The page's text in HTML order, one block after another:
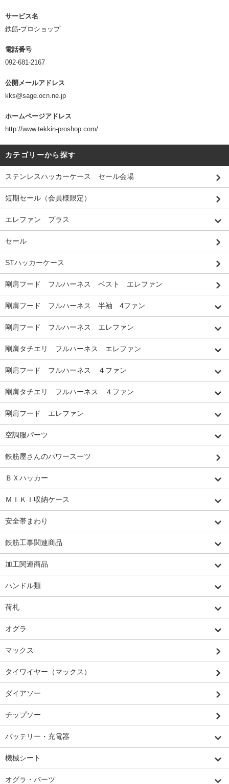
サービス名
鉄筋-プロショップ
電話番号
092-681-2167
公開メールアドレス
kks@sage.ocn.ne.jp
ホームページアドレス
http://www.tekkin-proshop.com/
カテゴリーから探す
ステンレスハッカーケース セール会場
短期セール（会員様限定）
エレファン プラス
セール
STハッカーケース
剛肩フード フルハーネス ベスト エレファン
剛肩フード フルハーネス 半袖 4ファン
剛肩フード フルハーネス エレファン
剛肩タチエリ フルハーネス エレファン
剛肩フード フルハーネス ４ファン
剛肩タチエリ フルハーネス ４ファン
剛肩フード エレファン
空調服パーツ
鉄筋屋さんのパワースーツ
ＢＸハッカー
ＭＩＫＩ収納ケース
安全帯まわり
鉄筋工事関連商品
加工関連商品
ハンドル類
荷札
オグラ
マックス
タイワイヤー（マックス）
ダイアソー
チップソー
バッテリー・充電器
機械シート
オグラ・パーツ